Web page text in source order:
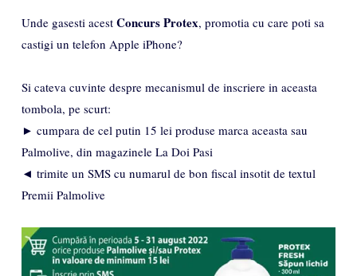
Unde gasesti acest Concurs Protex, promotia cu care poti sa
castigi un telefon Apple iPhone?
Si cateva cuvinte despre mecanismul de inscriere in aceasta
tombola, pe scurt:
► cumpara de cel putin 15 lei produse marca aceasta sau
Palmolive, din magazinele La Doi Pasi
◄ trimite un SMS cu numarul de bon fiscal insotit de textul
Premii Palmolive